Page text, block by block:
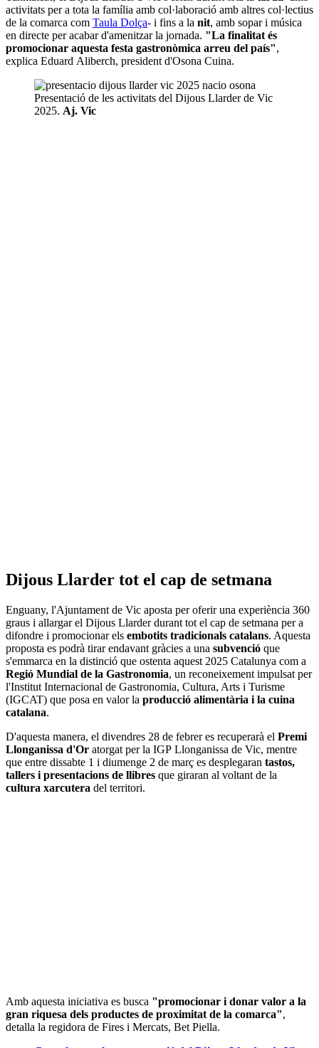
activitats per a tota la família amb col·laboració amb altres col·lectius
de la comarca com Taula Dolça- i fins a la nit, amb sopar i música
en directe per acabar d'amenitzar la jornada. "La finalitat és
promocionar aquesta festa gastronòmica arreu del país",
explica Eduard Aliberch, president d'Osona Cuina.
Presentació de les activitats del Dijous Llarder de Vic
2025. Aj. Vic
Dijous Llarder tot el cap de setmana
Enguany, l'Ajuntament de Vic aposta per oferir una experiència 360
graus i allargar el Dijous Llarder durant tot el cap de setmana per a
difondre i promocionar els embotits tradicionals catalans. Aquesta
proposta es podrà tirar endavant gràcies a una subvenció que
s'emmarca en la distinció que ostenta aquest 2025 Catalunya com a
Regió Mundial de la Gastronomia, un reconeixement impulsat per
l'Institut Internacional de Gastronomia, Cultura, Arts i Turisme
(IGCAT) que posa en valor la producció alimentària i la cuina
catalana.
D'aquesta manera, el divendres 28 de febrer es recuperarà el Premi
Llonganissa d'Or atorgat per la IGP Llonganissa de Vic, mentre
que entre dissabte 1 i diumenge 2 de març es desplegaran tastos,
tallers i presentacions de llibres que giraran al voltant de la
cultura xarcutera del territori.
Amb aquesta iniciativa es busca "promocionar i donar valor a la
gran riquesa dels productes de proximitat de la comarca",
detalla la regidora de Fires i Mercats, Bet Piella.